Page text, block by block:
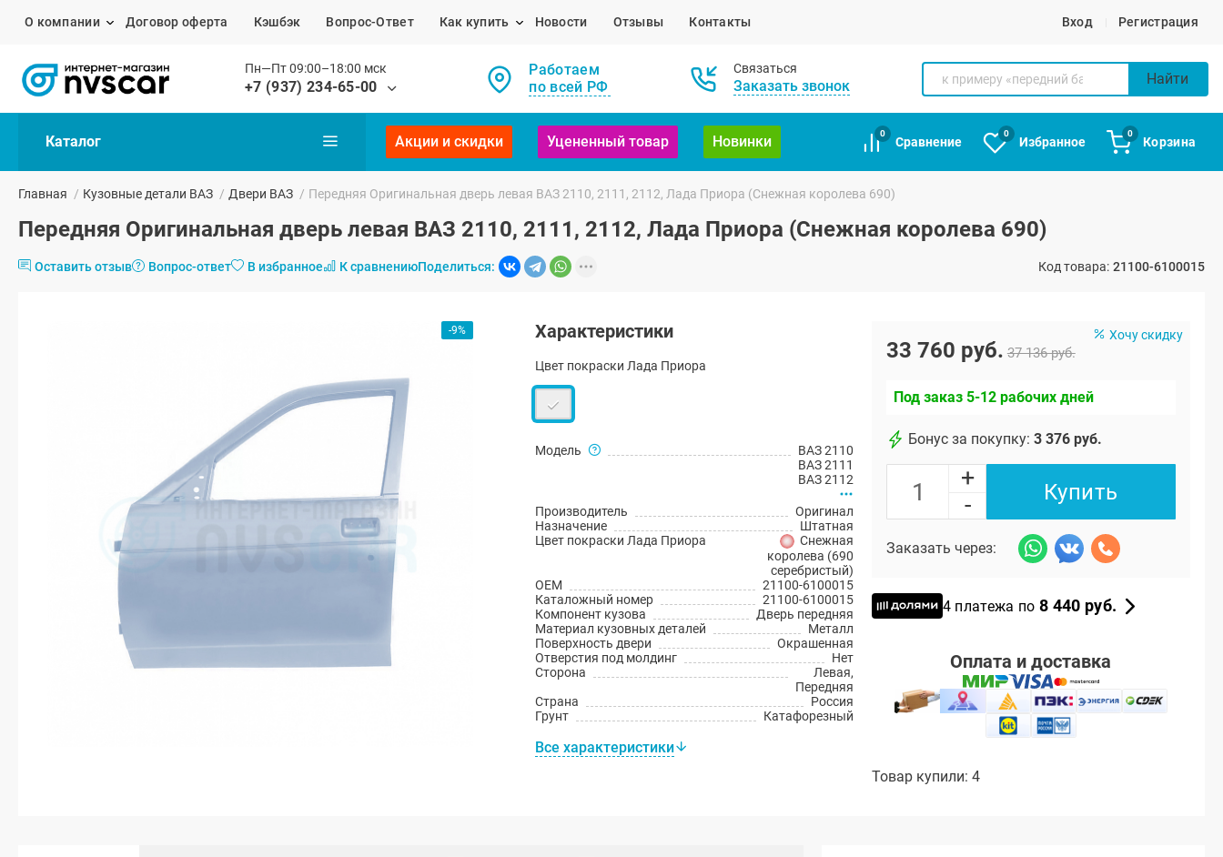
О компании Договор оферта Кэшбэк Вопрос-Ответ Как купить Новости Отзывы Контакты Вход Регистрация
Пн—Пт 09:00–18:00 мск
+7 (937) 234-65-00
Работаем
по всей РФ
Связаться
Заказать звонок Найти
Каталог Акции и скидки Уцененный товар Новинки
0
Сравнение
0
Избранное
0
Корзина
Главная / Кузовные детали ВАЗ / Двери ВАЗ / Передняя Оригинальная дверь левая ВАЗ 2110, 2111, 2112, Лада Приора (Снежная королева 690)
Передняя Оригинальная дверь левая ВАЗ 2110, 2111, 2112, Лада Приора (Снежная королева 690)
Оставить отзыв Вопрос-ответ В избранное К сравнениюПоделиться: Код товара: 21100-6100015
-9% Характеристики
Цвет покраски Лада Приора
Модель
ВАЗ 2110
ВАЗ 2111
ВАЗ 2112
Производитель
Оригинал
Назначение
Штатная
Цвет покраски Лада Приора
Снежная
королева (690
серебристый)
OEM
21100-6100015
Каталожный номер
21100-6100015
Компонент кузова
Дверь передняя
Материал кузовных деталей
Металл
Поверхность двери
Окрашенная
Отверстия под молдинг
Нет
Сторона
Левая,
Передняя
Страна
Россия
Грунт
Катафорезный
Все характеристики
Хочу скидку
33 760 руб. 37 136 руб.
Под заказ 5-12 рабочих дней
Бонус за покупку: 3 376 руб.
+
-
Купить
Заказать через:
4 платежа по 8 440 руб.
Оплата и доставка
Товар купили: 4